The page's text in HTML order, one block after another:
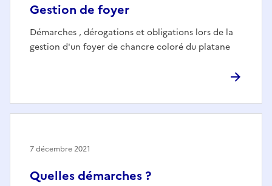
Gestion de foyer
Démarches , dérogations et obligations lors de la
gestion d'un foyer de chancre coloré du platane
Quelles démarches ?
7 décembre 2021